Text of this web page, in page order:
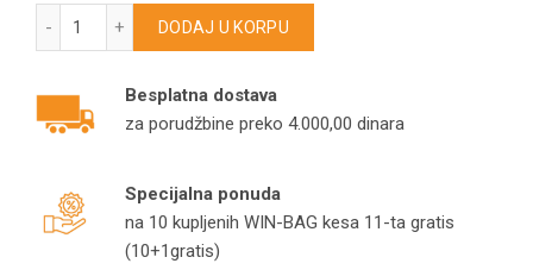
DODAJ U KORPU
Besplatna dostava
za porudžbine preko 4.000,00 dinara
Specijalna ponuda
na 10 kupljenih WIN-BAG kesa 11-ta gratis
(10+1gratis)